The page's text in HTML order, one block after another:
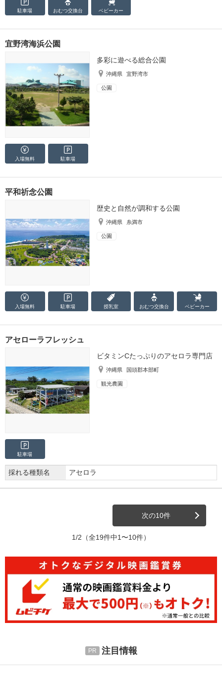
駐車場 おむつ交換台 ベビーカー
宜野湾海浜公園
多彩に遊べる総合公園
沖縄県 宜野湾市
公園
入場無料 駐車場
平和祈念公園
歴史と自然が調和する公園
沖縄県 糸満市
公園
入場無料 駐車場 授乳室 おむつ交換台 ベビーカー
アセローラフレッシュ
ビタミンCたっぷりのアセロラ専門店
沖縄県 国頭郡本部町
観光農園
駐車場
採れる種類名 アセロラ
次の10件
1/2 （全19件中1〜10件）
注目情報